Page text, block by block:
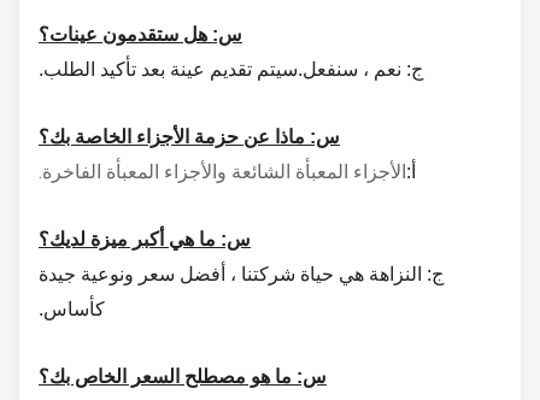
س: هل ستقدمون عينات؟
ج: نعم ، سنفعل.سيتم تقديم عينة بعد تأكيد الطلب.
س: ماذا عن حزمة الأجزاء الخاصة بك؟
الأجزاء المعبأة الشائعة والأجزاء المعبأة الفاخرة.
س: ما هي أكبر ميزة لديك؟
ج: النزاهة هي حياة شركتنا ، أفضل سعر ونوعية جيدة
كأساس.
س: ما هو مصطلح السعر الخاص بك؟